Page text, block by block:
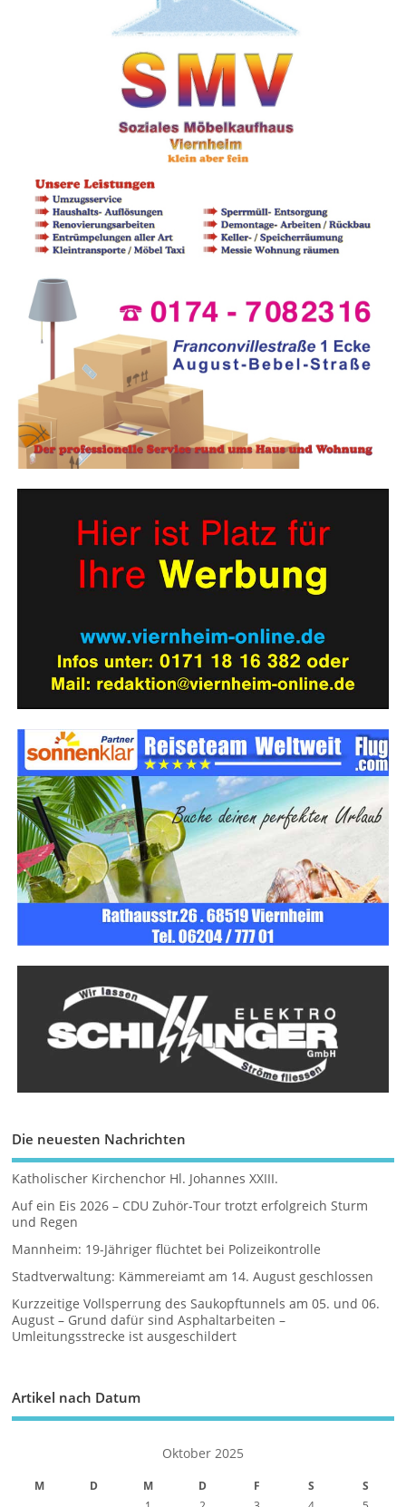
Die neuesten Nachrichten
Katholischer Kirchenchor Hl. Johannes XXIII.
Auf ein Eis 2026 – CDU Zuhör-Tour trotzt erfolgreich Sturm
und Regen
Mannheim: 19-Jähriger flüchtet bei Polizeikontrolle
Stadtverwaltung: Kämmereiamt am 14. August geschlossen
Kurzzeitige Vollsperrung des Saukopftunnels am 05. und 06.
August – Grund dafür sind Asphaltarbeiten –
Umleitungsstrecke ist ausgeschildert
Artikel nach Datum
Oktober 2025
M D M D F S
S